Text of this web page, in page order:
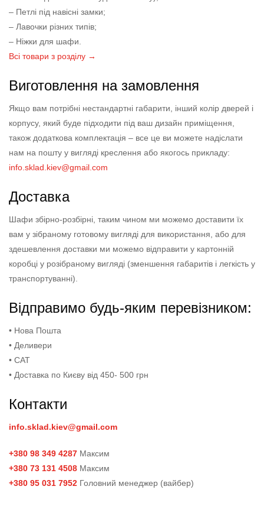
– Петлі під навісні замки;
– Лавочки різних типів;
– Ніжки для шафи.
Всі товари з розділу →
Виготовлення на замовлення
Якщо вам потрібні нестандартні габарити, інший колір дверей і
корпусу, який буде підходити під ваш дизайн приміщення,
також додаткова комплектація – все це ви можете надіслати
нам на пошту у вигляді креслення або якогось прикладу:
info.sklad.kiev@gmail.com
Доставка
Шафи збірно-розбірні, таким чином ми можемо доставити їх
вам у зібраному готовому вигляді для використання, або для
здешевлення доставки ми можемо відправити у картонній
коробці у розібраному вигляді (зменшення габаритів і легкість у
транспортуванні).
Відправимо будь-яким перевізником:
• Нова Пошта
• Деливери
• САТ
• Доставка по Києву від 450- 500 грн
Контакти
info.sklad.kiev@gmail.com
+380 98 349 4287 Максим
+380 73 131 4508 Максим
+380 95 031 7952 Головний менеджер (вайбер)